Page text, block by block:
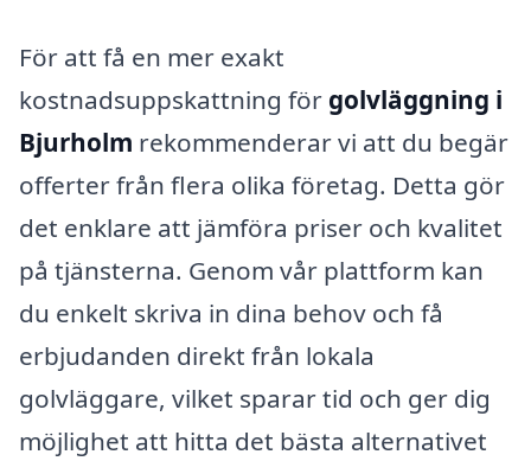
För att få en mer exakt
kostnadsuppskattning för golvläggning i
Bjurholm rekommenderar vi att du begär
offerter från flera olika företag. Detta gör
det enklare att jämföra priser och kvalitet
på tjänsterna. Genom vår plattform kan
du enkelt skriva in dina behov och få
erbjudanden direkt från lokala
golvläggare, vilket sparar tid och ger dig
möjlighet att hitta det bästa alternativet